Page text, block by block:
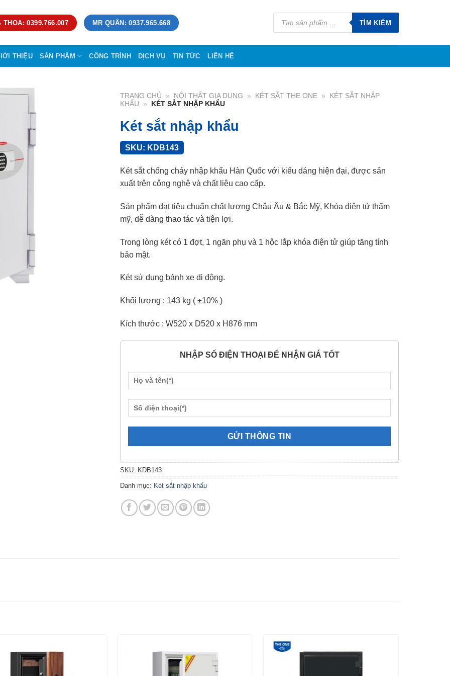
THOA: 0399.766.007 MR QUÂN: 0937.965.668
Tìm
kiếm
phẩm
TÌM KIẾM
THIỆU SẢN PHẨM CÔNG TRÌNH DỊCH VỤ TIN TỨC LIÊN HỆ
TRANG CHỦ » NỘI THẤT GIA DỤNG » KÉT SẮT THE ONE »
KÉT SẮT NHẬP
KHẨU
» KÉT SẮT NHẬP KHẨU
Két sắt nhập khẩu
SKU: KDB143
Két sắt chống cháy nhập khẩu Hàn Quốc với kiểu dáng hiện đại, được sản
xuất trên công nghệ và chất liệu cao cấp.
Sản phẩm đạt tiêu chuẩn chất lượng Châu Âu & Bắc Mỹ, Khóa điện tử thẩm
mỹ, dễ dàng thao tác và tiện lợi.
Trong lòng két có 1 đợt, 1 ngăn phụ và 1 hộc lắp khóa điện tử giúp tăng tính
bảo mật.
Két sử dụng bánh xe di động.
Khối lượng : 143 kg ( ±10% )
Kích thước : W520 x D520 x H876 mm
NHẬP SỐ ĐIỆN THOẠI ĐỂ NHẬN GIÁ TỐT
SKU: KDB143
Danh mục: Két sắt nhập khẩu